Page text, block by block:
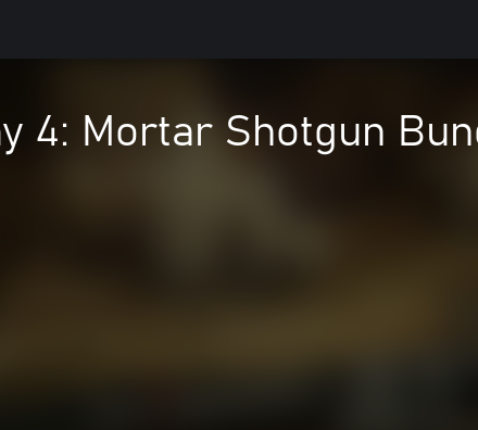
4: Mortar Shotgun